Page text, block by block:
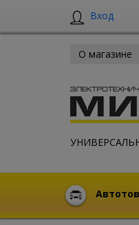
Вход
О магазине